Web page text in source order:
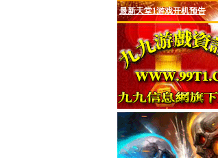
最新天堂1游戏开机预告